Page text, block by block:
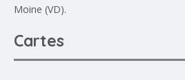
Moine (VD).
Cartes